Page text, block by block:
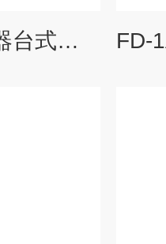
FD-1B-50川宏仪器台式冷冻干燥机压盖型